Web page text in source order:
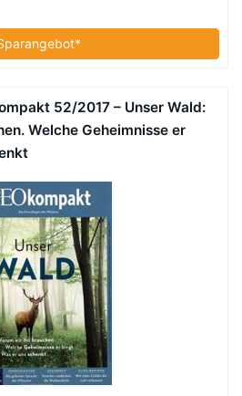
52/2017 – Unser Wald:
Welche Geheimnisse er